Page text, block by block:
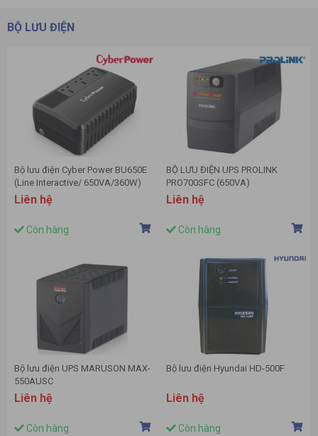
BỘ LƯU ĐIỆN
Bộ lưu điện Cyber Power BU650E
(Line Interactive/ 650VA/360W)
Liên hệ
Còn hàng
BỘ LƯU ĐIỆN UPS PROLINK
PRO700SFC (650VA)
Liên hệ
Còn hàng
Bộ lưu điện UPS MARUSON MAX-
550AUSC
Liên hệ
Còn hàng
Bộ lưu điện Hyundai HD-500F
Liên hệ
Còn hàng